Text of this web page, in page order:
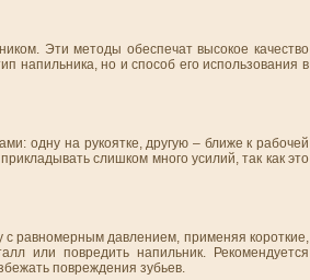
Эти методы обеспечат высокое качество
напильника, но и способ его использования в
одну на рукоятке, другую – ближе к рабочей
слишком много усилий, так как это
с равномерным давлением, применяя короткие,
или повредить напильник. Рекомендуется
повреждения зубьев.